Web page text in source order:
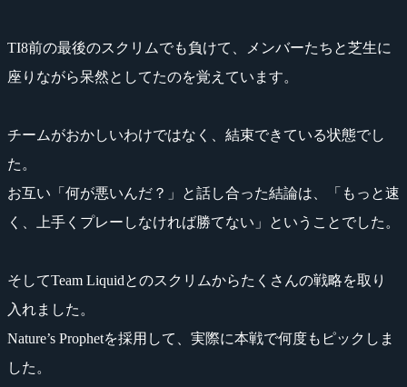
TI8前の最後のスクリムでも負けて、メンバーたちと芝生に
座りながら呆然としてたのを覚えています。
チームがおかしいわけではなく、結束できている状態でし
た。
お互い「何が悪いんだ？」と話し合った結論は、「もっと速
く、上手くプレーしなければ勝てない」ということでした。
そしてTeam Liquidとのスクリムからたくさんの戦略を取り
入れました。
Nature’s Prophetを採用して、実際に本戦で何度もピックしま
した。